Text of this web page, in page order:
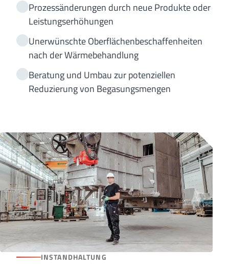
Prozessänderungen durch neue Produkte oder
Leistungserhöhungen
Unerwünschte Oberflächenbeschaffenheiten
nach der Wärmebehandlung
Beratung und Umbau zur potenziellen
Reduzierung von Begasungsmengen
INSTANDHALTUNG